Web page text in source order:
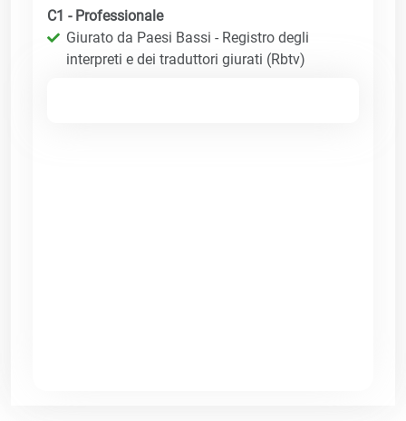
C1 - Professionale
Giurato da Paesi Bassi - Registro degli
interpreti e dei traduttori giurati (Rbtv)